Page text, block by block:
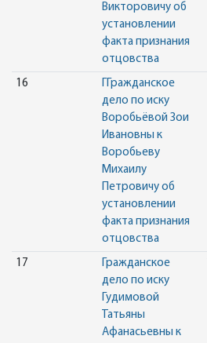
Викторовичу об
установлении
факта признания
отцовства
16
ГГражданское
дело по иску
Воробьёвой Зои
Ивановны к
Воробьеву
Михаилу
Петровичу об
установлении
факта признания
отцовства
17
Гражданское
дело по иску
Гудимовой
Татьяны
Афанасьевны к